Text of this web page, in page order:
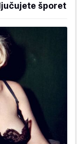
šporet